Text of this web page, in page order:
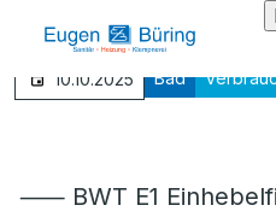
10.10.2025 Bad
⸺ BWT E1